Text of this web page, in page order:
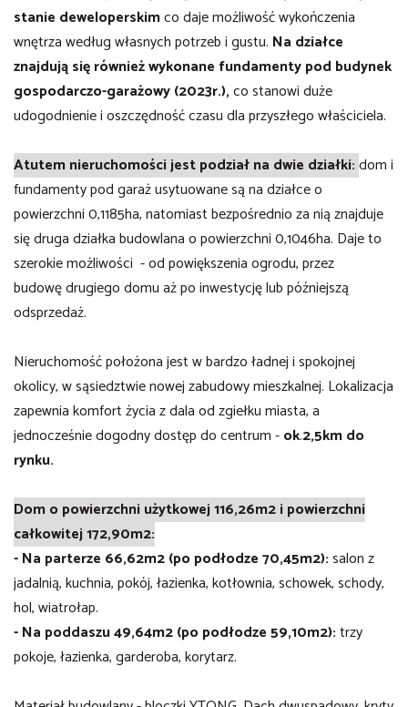
stanie deweloperskimco daje możliwość wykończenia
wnętrza według własnych potrzeb i gustu. Na działce
znajdują się również wykonane fundamenty pod budynek
gospodarczo-garażowy (2023r.),co stanowi duże
udogodnienie i oszczędność czasu dla przyszłego właściciela.
Atutem nieruchomości jest podział na dwie działki:dom i
fundamenty pod garaż usytuowane są na działce o
powierzchni 0,1185ha, natomiast bezpośrednio za nią znajduje
się druga działka budowlana o powierzchni 0,1046ha. Daje to
szerokie możliwości - od powiększenia ogrodu, przez
budowę drugiego domu aż po inwestycję lub późniejszą
odsprzedaż.
Nieruchomość położona jest w bardzo ładnej i spokojnej
okolicy, w sąsiedztwie nowej zabudowy mieszkalnej. Lokalizacja
zapewnia komfort życia z dala od zgiełku miasta, a
jednocześnie dogodny dostęp do centrum -ok.2,5km do
rynku.
Dom o powierzchni użytkowej 116,26m2 i powierzchni
całkowitej 172,90m2:
- Na parterze 66,62m2 (po podłodze 70,45m2):salon z
jadalnią, kuchnia, pokój, łazienka, kotłownia, schowek, schody,
hol, wiatrołap.
- Na poddaszu 49,64m2 (po podłodze 59,10m2):trzy
pokoje, łazienka, garderoba, korytarz.